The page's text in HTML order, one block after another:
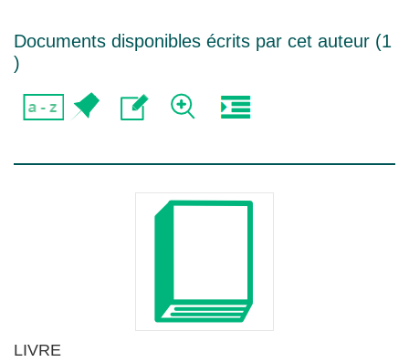
Documents disponibles écrits par cet auteur (1
)
LIVRE